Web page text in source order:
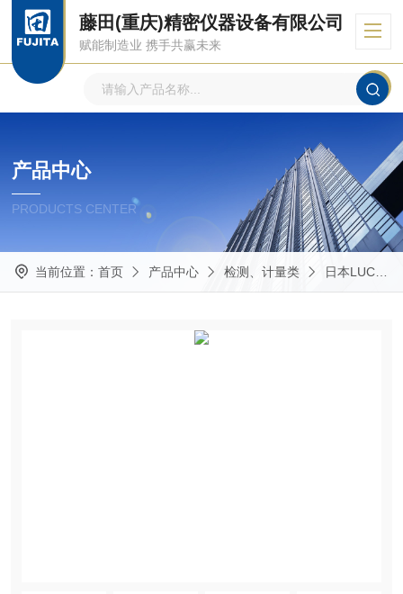
藤田(重庆)精密仪器设备有限公司
赋能制造业 携手共赢未来
产品中心
PRODUCTS CENTER
当前位置： 首页 产品中心 检测、计量类 日本LUCEO鲁机欧